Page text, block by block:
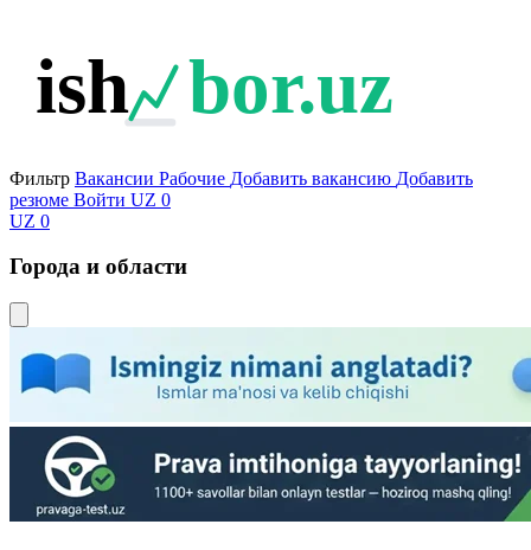
ish bor.uz
Фильтр Вакансии Рабочие Добавить вакансию Добавить
резюме Войти UZ 0
UZ 0
Города и области